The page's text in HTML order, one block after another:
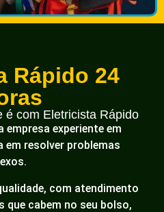
Rápido 24
é com Eletricista Rápido
empresa experiente em
em resolver problemas
com atendimento
que cabem no seu bolso,